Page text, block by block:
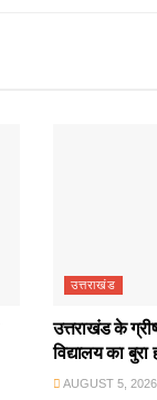
उत्तराखंड
उत्तराखंड के
विद्यालय का बुरा
AUGUST 5, 2026